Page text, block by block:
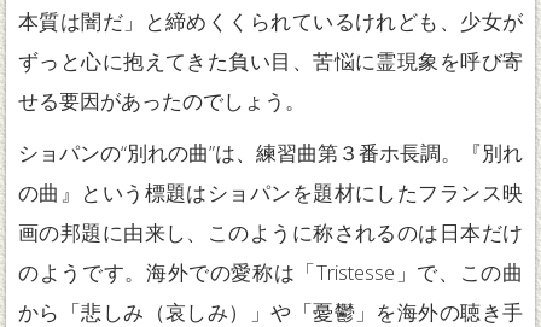
本質は闇だ」と締めくくられているけれども、少女が
ずっと心に抱えてきた負い目、苦悩に霊現象を呼び寄
せる要因があったのでしょう。
ショパンの“別れの曲”は、練習曲第３番ホ長調。『別れ
の曲』という標題はショパンを題材にしたフランス映
画の邦題に由来し、このように称されるのは日本だけ
のようです。海外での愛称は「Tristesse」で、この曲
から「悲しみ（哀しみ）」や「憂鬱」を海外の聴き手